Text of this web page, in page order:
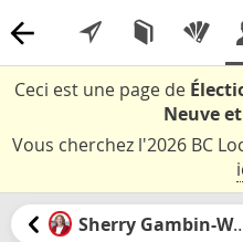
Ceci est une page de
Neuve
Vous cherchez l'2026 BC
Sherry